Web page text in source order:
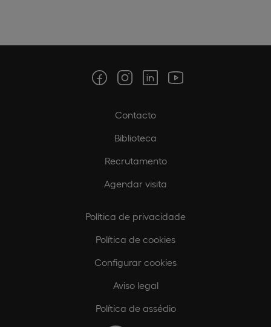
Contacto
Biblioteca
Recrutamento
Agendar visita
Política de privacidade
Política de cookies
Configurar cookies
Aviso legal
Política de assédio